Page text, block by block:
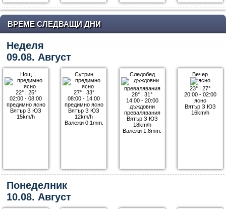
ВРЕМЕ СЛЕДВАЩИ ДНИ
Неделя
09.08. Август
Нощ
22°| 25°
02:00 - 08:00
предимно ясно
Вятър З ЮЗ
15km/h
Сутрин
27°| 33°
08:00 - 14:00
предимно ясно
Вятър З ЮЗ
12km/h
Валежи 0.1mm.
Следобед
28° |31°
14:00 - 20:00
дъждовни
превалявания
Вятър З ЮЗ
18km/h
Валежи 1.8mm.
Вечер
23° |27°
20:00 - 02:00
ясно
Вятър З ЮЗ
16km/h
Понеделник
10.08. Август